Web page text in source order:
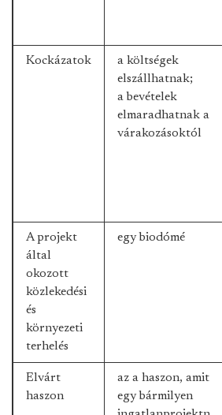
Kockázatok
a költségek
elszállhatnak;
a bevételek
elmaradhatnak a
várakozásoktól
A projekt
által
okozott
közlekedési
és
környezeti
terhelés
egy biodómé
Elvárt
haszon
az a haszon, amit
egy bármilyen